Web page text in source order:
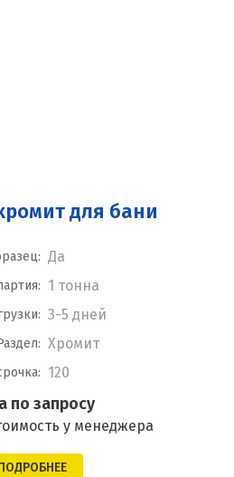
для бани
Да
1 тонна
3-5 дней
Хромит
120
по запросу
у менеджера